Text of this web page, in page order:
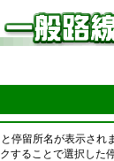
停留所名が表示されま
することで選択し